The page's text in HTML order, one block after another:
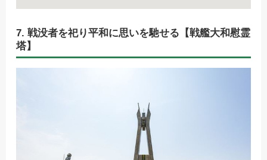
7. 戦没者を祀り平和に思いを馳せる【戦艦大和慰霊
塔】